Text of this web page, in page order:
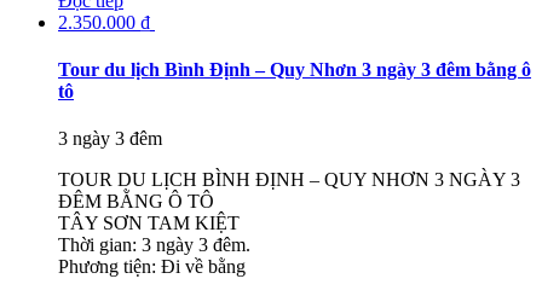
2.350.000 ₫
Tour du lịch Bình Định – Quy Nhơn 3 ngày 3 đêm bằng ô
tô
3 ngày 3 đêm
TOUR DU LỊCH BÌNH ĐỊNH – QUY NHƠN 3 NGÀY 3
ĐÊM BẰNG Ô TÔ
TÂY SƠN TAM KIỆT
Thời gian: 3 ngày 3 đêm.
Phương tiện: Đi về bằng